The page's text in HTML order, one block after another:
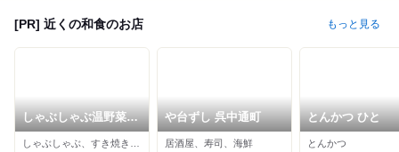
[PR] 近くの和食のお店 もっと見る
しゃぶしゃぶ温野菜
呉店
や台ずし 呉中通町
居酒屋、寿司、海鮮
とんかつ ひと
とんかつ